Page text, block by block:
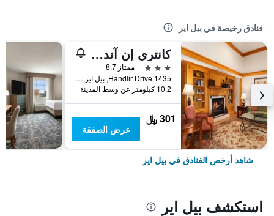
فنادق رخيصة في بيل اير
كانتري إن آند سويتس باي راديسون، بيل آير/أبيردين، ماريلاند
3 نجوم
ممتاز 8.7
1435 Handlir Drive, بيل اير, MD, الولايات المتحدة الأميريكية
10.2 كيلومتر عن وسط المدينة
301 ﷼
عرض الصفقة
شاهد أرخص الفنادق في بيل اير
استكشف بيل اير